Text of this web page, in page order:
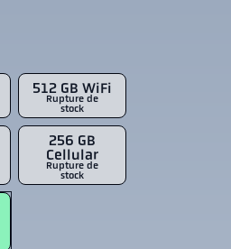
512 GB WiFi
Rupture de
stock
256 GB
Cellular
Rupture de
stock